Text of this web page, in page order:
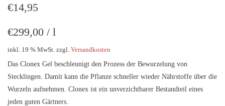
€14,95
€299,00 / l
inkl. 19 % MwSt. zzgl. Versandkosten
Das Clonex Gel beschleunigt den Prozess der Bewurzelung von
Stecklingen. Damit kann die Pflanze schneller wieder Nährstoffe über die
Wurzeln aufnehmen. Clonex ist ein unverzichtbarer Bestandteil eines
jeden guten Gärtners.